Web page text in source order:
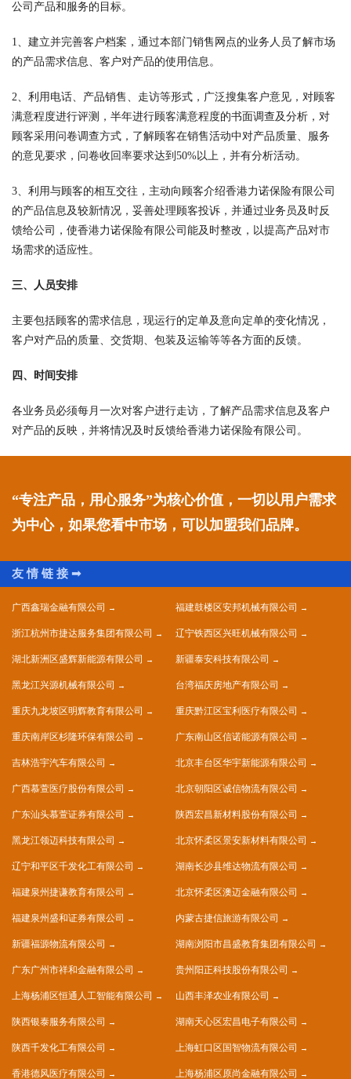
公司产品和服务的目标。
1、建立并完善客户档案，通过本部门销售网点的业务人员了解市场
的产品需求信息、客户对产品的使用信息。
2、利用电话、产品销售、走访等形式，广泛搜集客户意见，对顾客
满意程度进行评测，半年进行顾客满意程度的书面调查及分析，对
顾客采用问卷调查方式，了解顾客在销售活动中对产品质量、服务
的意见要求，问卷收回率要求达到50%以上，并有分析活动。
3、利用与顾客的相互交往，主动向顾客介绍香港力诺保险有限公司
的产品信息及较新情况，妥善处理顾客投诉，并通过业务员及时反
馈给公司，使香港力诺保险有限公司能及时整改，以提高产品对市
场需求的适应性。
三、人员安排
主要包括顾客的需求信息，现运行的定单及意向定单的变化情况，
客户对产品的质量、交货期、包装及运输等等各方面的反馈。
四、时间安排
各业务员必须每月一次对客户进行走访，了解产品需求信息及客户
对产品的反映，并将情况及时反馈给香港力诺保险有限公司。
“专注产品，用心服务”为核心价值，一切以用户需求
为中心，如果您看中市场，可以加盟我们品牌。
广西鑫瑞金融有限公司 福建鼓楼区安邦机械有限公司
浙江杭州市捷达服务集团有限公司 辽宁铁西区兴旺机械有限公司
湖北新洲区盛辉新能源有限公司 新疆泰安科技有限公司
黑龙江兴源机械有限公司 台湾福庆房地产有限公司
重庆九龙坡区明辉教育有限公司 重庆黔江区宝利医疗有限公司
重庆南岸区杉隆环保有限公司 广东南山区信诺能源有限公司
吉林浩宇汽车有限公司 北京丰台区华宇新能源有限公司
广西慕萱医疗股份有限公司 北京朝阳区诚信物流有限公司
广东汕头慕萱证券有限公司 陕西宏昌新材料股份有限公司
黑龙江领迈科技有限公司 北京怀柔区景安新材料有限公司
辽宁和平区千发化工有限公司 湖南长沙县维达物流有限公司
福建泉州捷谦教育有限公司 北京怀柔区澳迈金融有限公司
福建泉州盛和证券有限公司 内蒙古捷信旅游有限公司
新疆福源物流有限公司 湖南浏阳市昌盛教育集团有限公司
广东广州市祥和金融有限公司 贵州阳正科技股份有限公司
上海杨浦区恒通人工智能有限公司 山西丰泽农业有限公司
陕西银泰服务有限公司 湖南天心区宏昌电子有限公司
陕西千发化工有限公司 上海虹口区国智物流有限公司
香港德风医疗有限公司 上海杨浦区原尚金融有限公司